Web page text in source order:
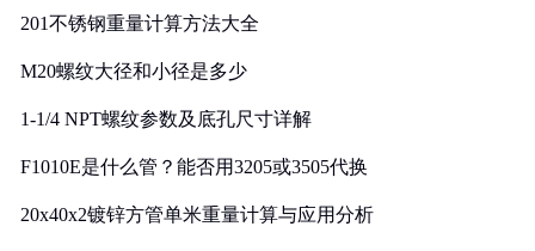
201不锈钢重量计算方法大全
M20螺纹大径和小径是多少
1-1/4 NPT螺纹参数及底孔尺寸详解
F1010E是什么管？能否用3205或3505代换
20x40x2镀锌方管单米重量计算与应用分析